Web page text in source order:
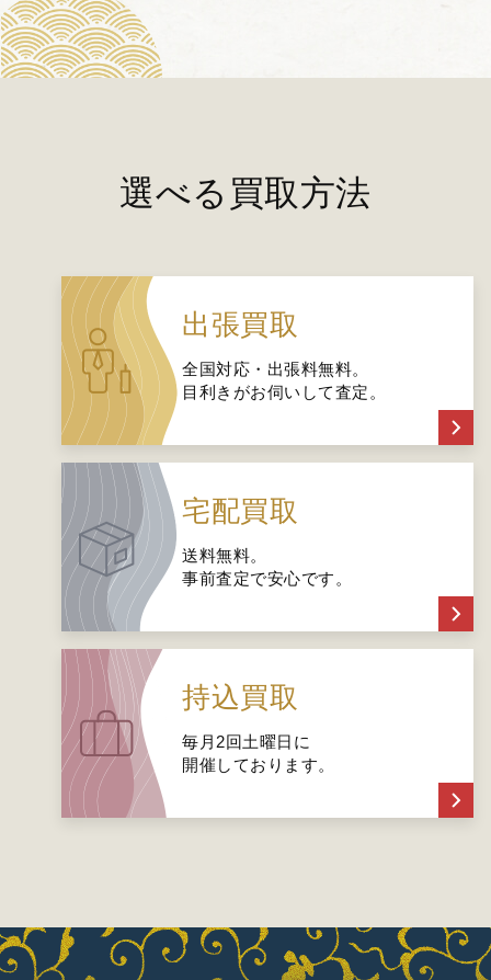
選べる買取方法
出張買取
全国対応・出張料無料。
目利きがお伺いして査定。
宅配買取
送料無料。
事前査定で安心です。
持込買取
毎月2回土曜日に
開催しております。